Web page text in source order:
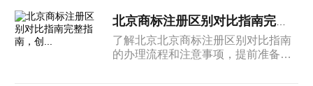
北京商标注册区别对比指南完整指南，创...
了解北京北京商标注册区别对比指南
的办理流程和注意事项，提前准备相